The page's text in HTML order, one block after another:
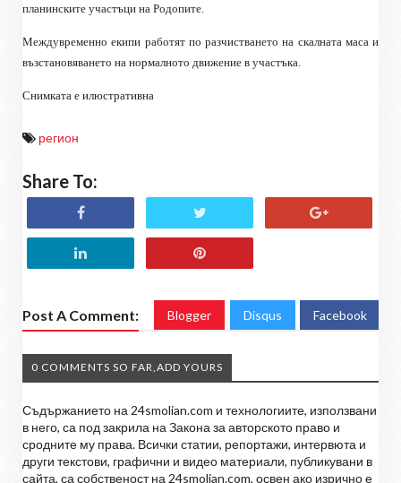
планинските участъци на Родопите.
Междувременно екипи работят по разчистването на скалната маса и
възстановяването на нормалното движение в участъка.
Снимката е илюстративна
регион
Share To:
Post A Comment: Blogger Disqus Facebook
0 COMMENTS SO FAR,ADD YOURS
Съдържанието на 24smolian.com и технологиите, използвани
в него, са под закрила на Закона за авторското право и
сродните му права. Всички статии, репортажи, интервюта и
други текстови, графични и видео материали, публикувани в
сайта, са собственост на 24smolian.com, освен ако изрично е